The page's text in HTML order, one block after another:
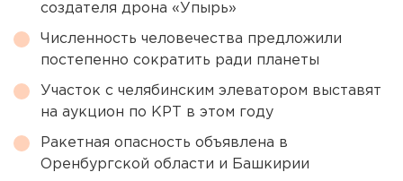
создателя дрона «Упырь»
Численность человечества предложили
постепенно сократить ради планеты
Участок с челябинским элеватором выставят
на аукцион по КРТ в этом году
Ракетная опасность объявлена в
Оренбургской области и Башкирии